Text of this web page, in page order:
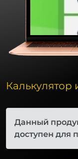
Калькулятор
Данный
доступен для